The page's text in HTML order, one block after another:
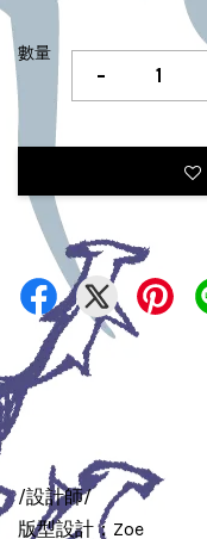
數量
-
/設計師/
版型設計：Zoe